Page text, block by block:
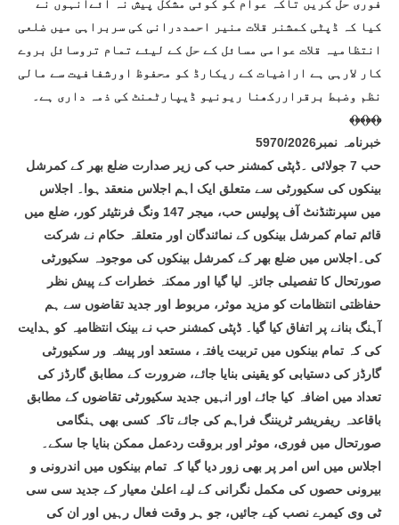
فوری حل کریں تاکہ عوام کو کوئی مشکل پیش نہ آئےانہوں نے
کیا کہ ڈپٹی کمشنر قلات منیر احمددرانی کی سربراہی میں ضلعی
انتظامیہ قلات عوامی مسائل کے حل کے لیئے تمام تروسائل بروے
کار لارہی ہے اراضیات کے ریکارڈ کو محفوظ اورشفافیت سے مالی
نظم وضبط برقراررکھنا ریونیو ڈیپارٹمنٹ کی ذمہ داری ہے۔
﴾﴿﴾﴿﴾﴿
خبرنامہ نمبر5970/2026
حب 7 جولائی ۔ڈپٹی کمشنر حب کی زیر صدارت ضلع بھر کے کمرشل
بینکوں کی سکیورٹی سے متعلق ایک اہم اجلاس منعقد ہوا۔ اجلاس
میں سپرنٹنڈنٹ آف پولیس حب، میجر 147 ونگ فرنٹیئر کور، ضلع میں
قائم تمام کمرشل بینکوں کے نمائندگان اور متعلقہ حکام نے شرکت
کی۔اجلاس میں ضلع بھر کے کمرشل بینکوں کی موجودہ سکیورٹی
صورتحال کا تفصیلی جائزہ لیا گیا اور ممکنہ خطرات کے پیش نظر
حفاظتی انتظامات کو مزید موثر، مربوط اور جدید تقاضوں سے ہم
آہنگ بنانے پر اتفاق کیا گیا۔ ڈپٹی کمشنر حب نے بینک انتظامیہ کو ہدایت
کی کہ تمام بینکوں میں تربیت یافتہ، مستعد اور پیشہ ور سکیورٹی
گارڈز کی دستیابی کو یقینی بنایا جائے، ضرورت کے مطابق گارڈز کی
تعداد میں اضافہ کیا جائے اور انہیں جدید سکیورٹی تقاضوں کے مطابق
باقاعدہ ریفریشر ٹریننگ فراہم کی جائے تاکہ کسی بھی ہنگامی
صورتحال میں فوری، موثر اور بروقت ردعمل ممکن بنایا جا سکے۔
اجلاس میں اس امر پر بھی زور دیا گیا کہ تمام بینکوں میں اندرونی و
بیرونی حصوں کی مکمل نگرانی کے لیے اعلیٰ معیار کے جدید سی سی
ٹی وی کیمرے نصب کیے جائیں، جو ہر وقت فعال رہیں اور ان کی